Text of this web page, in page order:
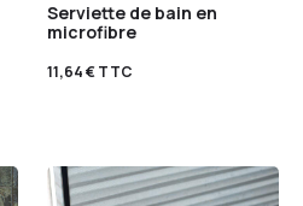
Serviette de bain en
microfibre
11,64€TTC